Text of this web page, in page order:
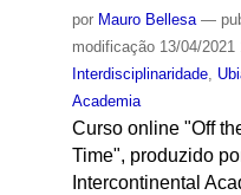
por Mauro Bellesa —
modificação13/04/2021
Interdisciplinaridade,
Academia
Curso online "Off
Time", produzido
Intercontinental